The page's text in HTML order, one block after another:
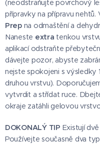
(neodstraňujte povrchový
přípravky na přípravu
Prepna odmaštění a
Naneste extra tenkou
aplikací odstraňte
dávejte pozor, abyste
nejste spokojeni s výsledky
druhou vrstvu).
vytvrdit a střídat ruce.
okraje zatáhli gelovou
DOKONALÝ TIP Existují
Používejte současně dva